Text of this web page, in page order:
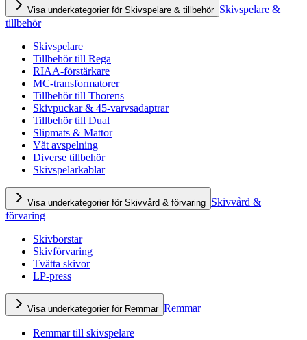
Visa underkategorier för Skivspelare & tillbehör Skivspelare &
tillbehör
Skivspelare
Tillbehör till Rega
RIAA-förstärkare
MC-transformatorer
Tillbehör till Thorens
Skivpuckar & 45-varvsadaptrar
Tillbehör till Dual
Slipmats & Mattor
Våt avspelning
Diverse tillbehör
Skivspelarkablar
Visa underkategorier för Skivvård & förvaring Skivvård &
förvaring
Skivborstar
Skivförvaring
Tvätta skivor
LP-press
Visa underkategorier för Remmar Remmar
Remmar till skivspelare